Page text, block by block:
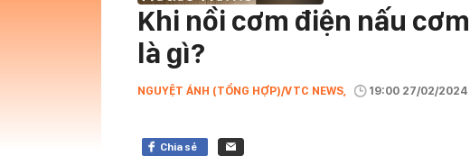
Khi nồi cơm điện nấu
là gì?
NGUYỆT ÁNH (TỔNG HỢP)/VTC NEWS, 19:00 27/02/2024
Chia sẻ